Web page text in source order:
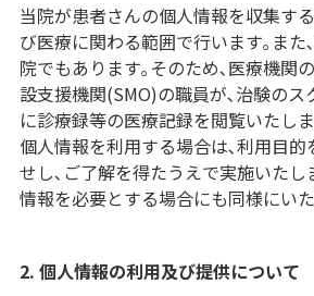
当院が患者さんの個人情報を収集す
び医療に関わる範囲で行います｡ま
院でもあります｡そのため､医療機関
設支援機関(SMO)の職員が､治験のス
に診療録等の医療記録を閲覧いたし
個人情報を利用する場合は､利用目的
せし､ご了解を得たうえで実施いたし
情報を必要とする場合にも同様にい
2. 個人情報の利用及び提供について